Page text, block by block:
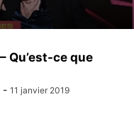
Qu’est-ce que
- 11 janvier 2019